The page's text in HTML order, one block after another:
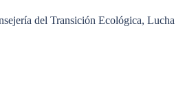
del Transición Ecológica, Lucha